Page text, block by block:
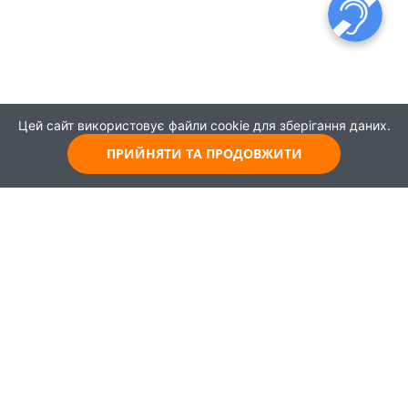
Цей сайт використовує файли cookie для зберігання даних.
ПРИЙНЯТИ ТА ПРОДОВЖИТИ